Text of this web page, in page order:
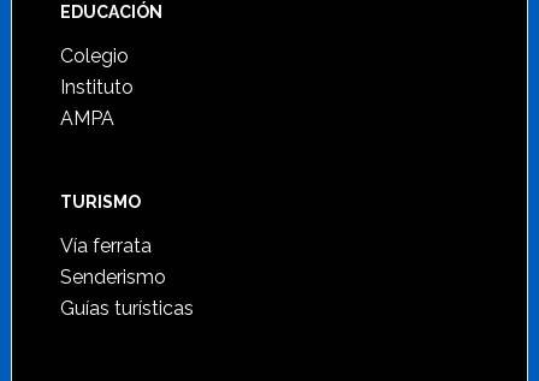
Footer
EDUCACIÓN
Colegio
Instituto
AMPA
TURISMO
Vía ferrata
Senderismo
Guías turísticas